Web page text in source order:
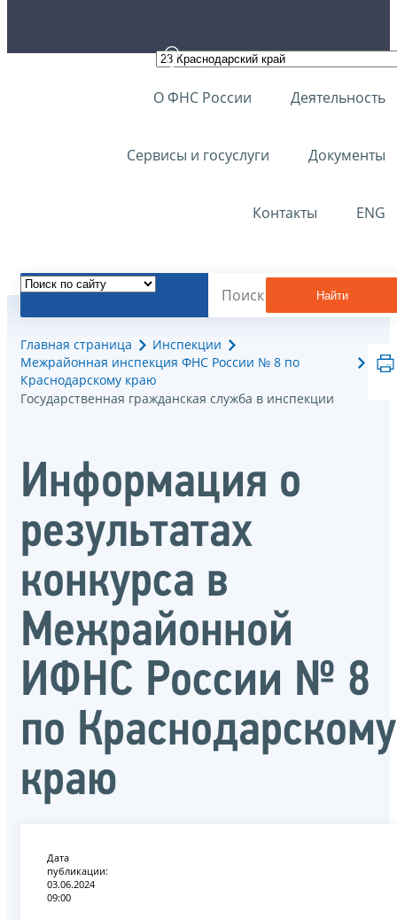
О ФНС России Деятельность
Сервисы и госуслуги Документы
Контакты ENG
Найти
Главная страница
Инспекции
Межрайонная инспекция ФНС России № 8 по
Краснодарскому краю
Государственная гражданская служба в инспекции
Информация о
результатах
конкурса в
Межрайонной
ИФНС России № 8
по Краснодарскому
краю
Дата
публикации:
03.06.2024
09:00